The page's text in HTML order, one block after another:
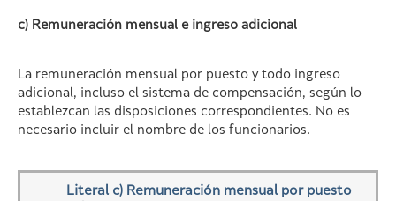
c) Remuneración mensual e ingreso adicional
La remuneración mensual por puesto y todo ingreso
adicional, incluso el sistema de compensación, según lo
establezcan las disposiciones correspondientes. No es
necesario incluir el nombre de los funcionarios.
Literal c) Remuneración mensual por puesto